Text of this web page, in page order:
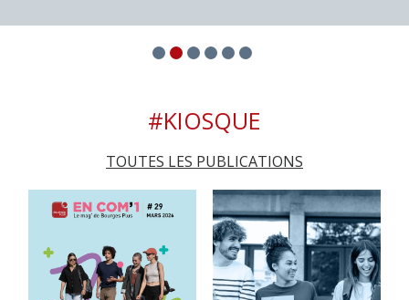
#KIOSQUE
TOUTES LES PUBLICATIONS